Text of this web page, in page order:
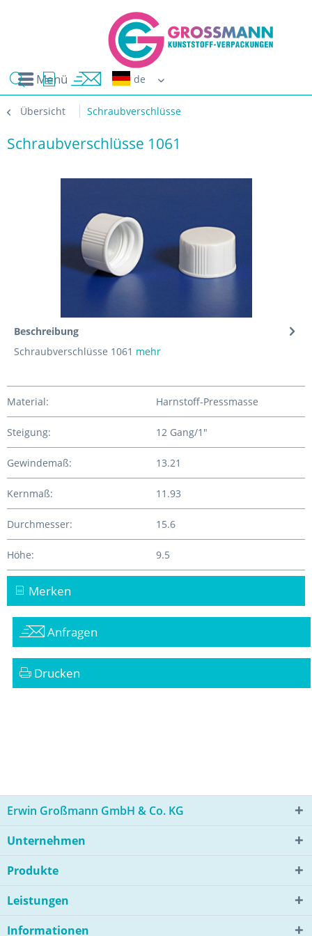
Menü
Übersicht Schraubverschlüsse
Schraubverschlüsse 1061
Beschreibung
Schraubverschlüsse 1061 mehr
Material: Harnstoff-Pressmasse
Steigung: 12 Gang/1"
Gewindemaß: 13.21
Kernmaß: 11.93
Durchmesser: 15.6
Höhe: 9.5
Merken
Anfragen
Drucken
Erwin Großmann GmbH & Co. KG
Unternehmen
Produkte
Leistungen
Informationen